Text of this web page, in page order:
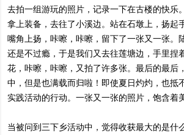
去拍一组游玩的照片，记录一下在古楼的快乐
拿上装备，去往了小溪边。站在石墩上，扬起
嘴角上扬，咔嚓，咔嚓，留下了一张又一张。
还是不过瘾，于是我们又去往莲塘边，手里捏
花，咔嚓，咔嚓，又拍了许多张。最后的最后
中，但是也满载而归啦！即使夏日灼灼，也抵
实践活动的行动。一张又一张的照片，饱含着
当被问到三下乡活动中，觉得收获最大的是什